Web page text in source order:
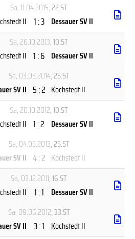
Sa, 11.04.2015, 22.ST
II
1 : 3 Dessauer SV II
Sa, 26.10.2013, 10.ST
II 1 : 6 Dessauer SV II
Sa, 03.05.2014, 25.ST
SV II 5 : 2 Kochstedt II
Sa, 20.10.2012, 10.ST
II 1 : 2 Dessauer SV II
Sa, 04.05.2013, 25.ST
SV II 4 : 2 Kochstedt II
Sa, 03.12.2011, 16.ST
II
1 : 1
Dessauer SV II
Sa, 09.06.2012, 33.ST
SV II 3 : 1 Kochstedt II